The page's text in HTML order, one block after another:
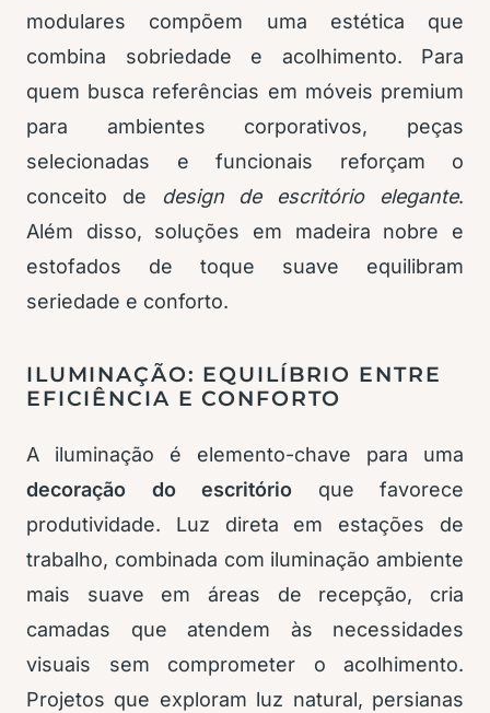
modulares compõem uma estética que
combina sobriedade e acolhimento. Para
quem busca referências em móveis premium
para ambientes corporativos, peças
selecionadas e funcionais reforçam o
conceito de
design de escritório elegante.
Além disso, soluções em madeira nobre e
estofados de toque suave equilibram
seriedade e conforto.
ILUMINAÇÃO: EQUILÍBRIO ENTRE
EFICIÊNCIA E CONFORTO
A iluminação é elemento-chave para uma
decoração do escritório que favorece
produtividade. Luz direta em estações de
trabalho, combinada com iluminação ambiente
mais suave em áreas de recepção, cria
camadas que atendem às necessidades
visuais sem comprometer o acolhimento.
Projetos que exploram luz natural, persianas